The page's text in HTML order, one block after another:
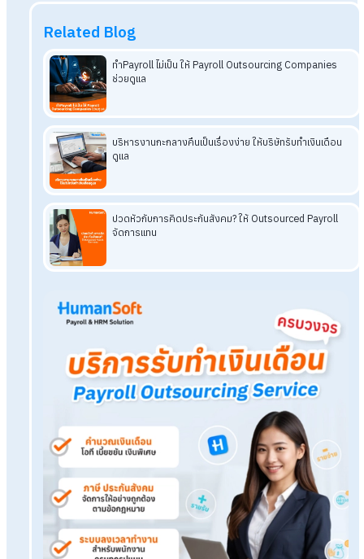
คำนวณเงินเดือนได้ง่าย ซึ่งการใช้ HR Payroll Services เข้ามาช่
จึงเป็นทางออกที่เหมาะสม เพราะมีผู้เชี่ยวชาญคอยดูแลทุกขั้นตอน
พร้อมระบบคำนวณมาตรฐานที่แม่นยำและอัปเดตกฎหมายแรงงาน
ล่าสุด ทำให้การจ่ายเงินเดือนถูกต้อง โปร่งใส ลดข้อผิดพลาด และ
ให้องค์กรประหยัดเวลาและทรัพยากร
อย่างไรก็ตาม HR Payroll Services จาก
หนึ่งในบริการรับทำเงินเดือนที่ครบวงจร ที่มีทีมผู้เชี่ยวชาญคอยดู
อย่างใกล้ชิด ช่วยให้การคำนวณและจัดการเงินเดือนเป็นไปอย่าง
แม่นยำ มีประสิทธิภาพ และตรงต่อเวลา
hr payroll services
Related Blog
ทำPayroll ไม่เป็น ให้ Payroll Outsourcing
ช่วยดูแล